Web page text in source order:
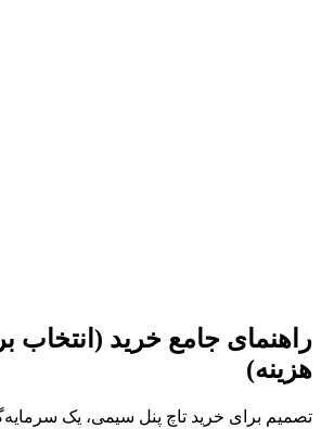
راهنمای جامع خرید (انتخاب
هزینه)
تصمیم برای خرید تاچ پنل سیمی، یک